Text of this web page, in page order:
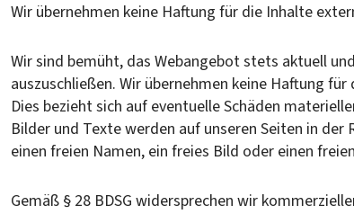
Wir übernehmen keine Haftung für die Inhalte
Wir sind bemüht, das Webangebot stets aktuell
auszuschließen. Wir übernehmen keine Haftung
Dies bezieht sich auf eventuelle Schäden
Bilder und Texte werden auf unseren Seiten in
einen freien Namen, ein freies Bild oder einen
Gemäß § 28 BDSG widersprechen wir